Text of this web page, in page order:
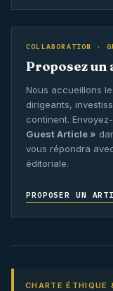
COLLABORATION ·
Proposez
Nous accueillons
dirigeants,
continent.
Guest Article »
vous répondra
éditoriale.
PROPOSER UN
CHARTE ÉTHIQUE